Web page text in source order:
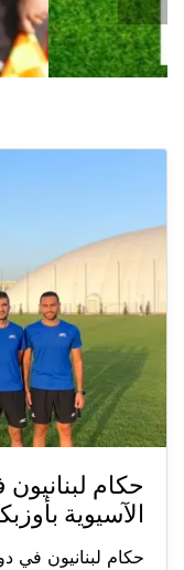
حكام
الآسيوية
حكام لبنانيون في